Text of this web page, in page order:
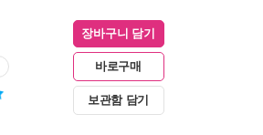
장바구니 담기
바로구매
보관함 담기